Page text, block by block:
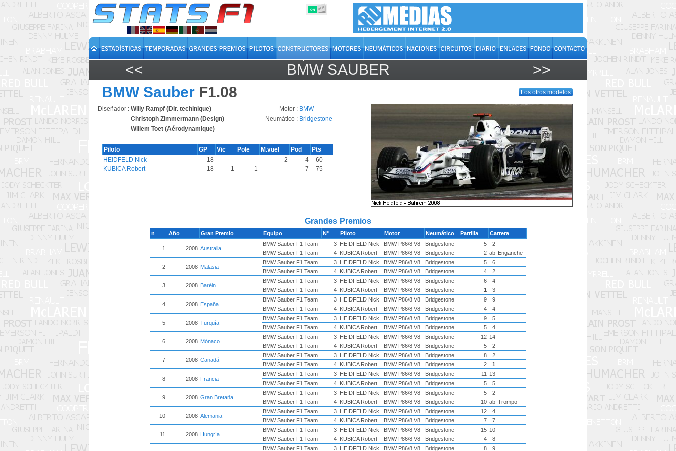
ON OFF
<< BMW SAUBER
>>
BMW Sauber F1.08 Los otros modelos
Diseñador : Willy Rampf (Dir. techinique)
Christoph Zimmermann (Design)
Willem Toet (Aérodynamique)
Motor : BMW
Neumático : Bridgestone
Piloto GP Vic Pole M.vuel Pod
Pts
HEIDFELD Nick
18 2 4
60
KUBICA Robert
18 1 1 7 75
Grandes Premios
n Año Gran Premio Equipo N° Piloto Motor Neumático Parrilla Carrera
1 2008 Australia
BMW Sauber F1 Team 3 HEIDFELD Nick BMW P86/8 V8 Bridgestone 5
2
BMW Sauber F1 Team
4 KUBICA Robert BMW P86/8 V8 Bridgestone 2 ab Enganche
2 2008 Malasia
BMW Sauber F1 Team 3 HEIDFELD Nick BMW P86/8 V8 Bridgestone 5
6
BMW Sauber F1 Team
4 KUBICA Robert BMW P86/8 V8 Bridgestone 4 2
3 2008 Baréin
BMW Sauber F1 Team 3 HEIDFELD Nick BMW P86/8 V8 Bridgestone 6
4
BMW Sauber F1 Team
4 KUBICA Robert BMW P86/8 V8 Bridgestone 1 3
4 2008 España
BMW Sauber F1 Team 3 HEIDFELD Nick BMW P86/8 V8 Bridgestone 9
9
BMW Sauber F1 Team
4 KUBICA Robert BMW P86/8 V8 Bridgestone 4 4
5 2008 Turquía
BMW Sauber F1 Team 3 HEIDFELD Nick BMW P86/8 V8 Bridgestone 9
5
BMW Sauber F1 Team
4 KUBICA Robert BMW P86/8 V8 Bridgestone 5 4
6 2008 Mónaco
BMW Sauber F1 Team 3 HEIDFELD Nick BMW P86/8 V8 Bridgestone 12 14
BMW Sauber F1 Team
4 KUBICA Robert BMW P86/8 V8 Bridgestone 5 2
7 2008 Canadá
BMW Sauber F1 Team 3 HEIDFELD Nick BMW P86/8 V8 Bridgestone 8
2
BMW Sauber F1 Team
4 KUBICA Robert BMW P86/8 V8 Bridgestone 2 1
8 2008 Francia
BMW Sauber F1 Team 3 HEIDFELD Nick BMW P86/8 V8 Bridgestone 11
13
BMW Sauber F1 Team
4 KUBICA Robert BMW P86/8 V8 Bridgestone 5 5
9 2008 Gran Bretaña
BMW Sauber F1 Team 3 HEIDFELD Nick BMW P86/8 V8 Bridgestone 5
2
BMW Sauber F1 Team
4 KUBICA Robert BMW P86/8 V8 Bridgestone 10 ab Trompo
10 2008 Alemania
BMW Sauber F1 Team 3 HEIDFELD Nick BMW P86/8 V8 Bridgestone 12
4
BMW Sauber F1 Team
4 KUBICA Robert BMW P86/8 V8 Bridgestone 7 7
11 2008 Hungría
BMW Sauber F1 Team 3 HEIDFELD Nick BMW P86/8 V8 Bridgestone 15 10
BMW Sauber F1 Team
4 KUBICA Robert BMW P86/8 V8 Bridgestone 4 8
BMW Sauber F1 Team 3 HEIDFELD Nick BMW P86/8 V8 Bridgestone 8 9